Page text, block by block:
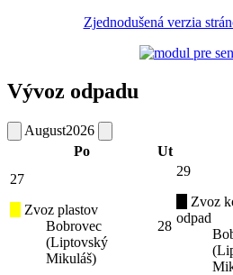
Zjednodušená verzia
Vývoz odpadu
August2026
Po
Ut
27
Zvoz plastov
Bobrovec
(Liptovský
Mikuláš)
28
29
Zvoz
odpad